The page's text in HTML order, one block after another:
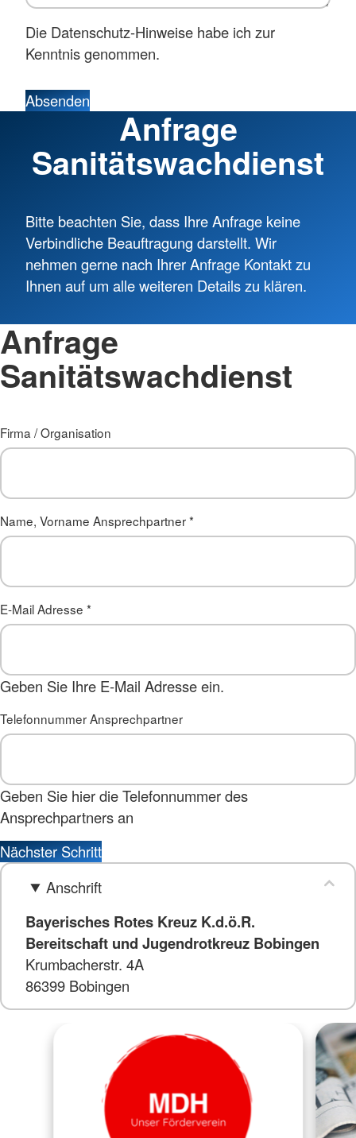
Die Datenschutz-Hinweise habe ich zur
Kenntnis genommen.
Absenden
Anfrage
Sanitätswachdienst
Bitte beachten Sie, dass Ihre Anfrage keine
Verbindliche Beauftragung darstellt. Wir
nehmen gerne nach Ihrer Anfrage Kontakt zu
Ihnen auf um alle weiteren Details zu klären.
Anfrage
Sanitätswachdienst
Firma / Organisation
Name, Vorname Ansprechpartner*
E-Mail Adresse *
Geben Sie Ihre E-Mail Adresse ein.
Telefonnummer Ansprechpartner
Geben Sie hier die Telefonnummer des
Ansprechpartners an
Nächster Schritt
Anschrift
Bayerisches Rotes Kreuz K.d.ö.R.
Bereitschaft und Jugendrotkreuz Bobingen
Krumbacherstr. 4A
86399 Bobingen